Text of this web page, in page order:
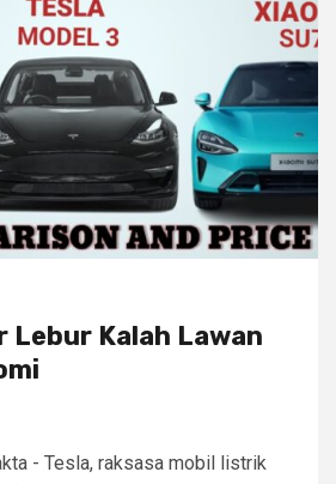
Lebur Kalah Lawan
- Tesla, raksasa mobil listrik